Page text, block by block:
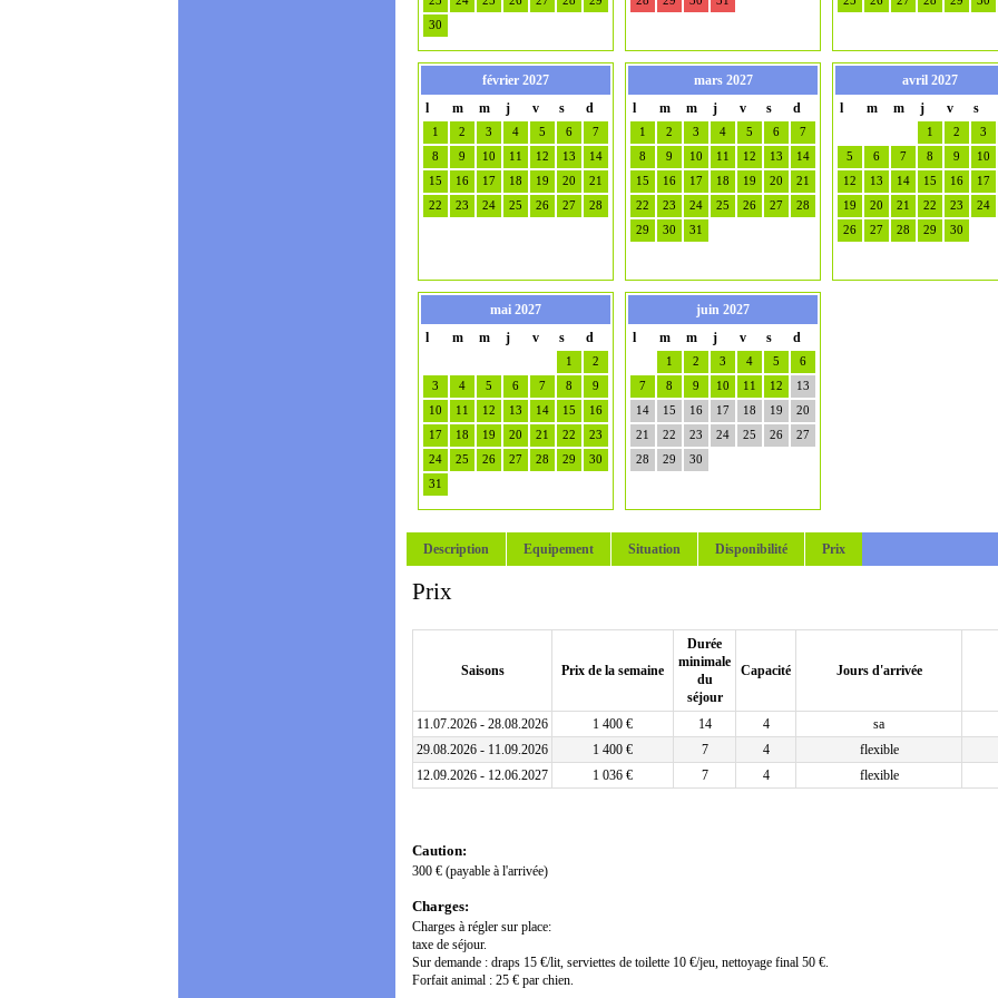
30
février 2027
l
m m j v s d
1 2 3 4 5 6
7
8
9 10 11 12 13
14
15
16 17 18 19 20
21
22
23 24 25 26 27 28
mars 2027
l
m m j v s d
1 2 3 4 5 6
7
8
9 10 11 12 13
14
15
16 17 18 19 20
21
22
23 24 25 26 27
28
29
30 31
avril 2027
l
m m j v s
1 2 3
5
6 7 8 9 10
12
13 14 15 16 17
19
20 21 22 23 24
26
27 28 29 30
mai 2027
l
m m j v s d
1
2
3
4 5 6 7 8
9
10
11 12 13 14 15
16
17
18 19 20 21 22
23
24
25 26 27 28 29
30
31
juin 2027
l
m m j v s d
1 2 3 4 5
6
7
8 9 10 11 12
13
14
15 16 17 18 19
20
21
22 23 24 25 26
27
28
29 30
Description Equipement Situation Disponibilité Prix
Prix
Saisons Prix de la semaine
Durée
minimale
du
séjour
Capacité Jours d'arrivée
11.07.2026 - 28.08.2026 1 400 € 14 4
sa
29.08.2026 - 11.09.2026
1 400 € 7 4
flexible
12.09.2026 - 12.06.2027
1 036 € 7 4 flexible
Caution:
300 € (payable à l'arrivée)
Charges:
Charges à régler sur place:
taxe de séjour.
Sur demande : draps 15 €/lit, serviettes de toilette 10 €/jeu, nettoyage final 50 €.
Forfait animal : 25 € par chien.